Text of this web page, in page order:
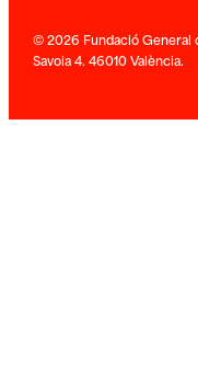
© 2026 Fundació General
Savoia 4. 46010 València.